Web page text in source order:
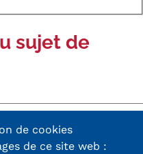
sujet de
de cookies
de ce site web :